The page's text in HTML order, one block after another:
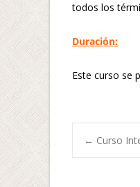
todos los
Duración:
Este curso se
← Curso